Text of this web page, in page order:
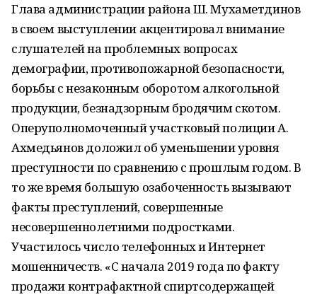
Глава администрации района Ш. Мухаметдинов
в своем выступлении акцентировал внимание
слушателей на проблемных вопросах
демографии, противопожарной безопасности,
борьбы с незаконным оборотом алкогольной
продукции, безнадзорным бродячим скотом.
Оперуполномоченный участковый полиции А.
Ахмедьянов доложил об уменьшении уровня
преступности по сравнению с прошлым годом. В
то же время большую озабоченность вызывают
факты преступлений, совершенные
несовершеннолетними подростками.
Участилось число телефонных и Интернет
мошенничеств. «С начала 2019 года по факту
продажи контрафактной спиртсодержащей